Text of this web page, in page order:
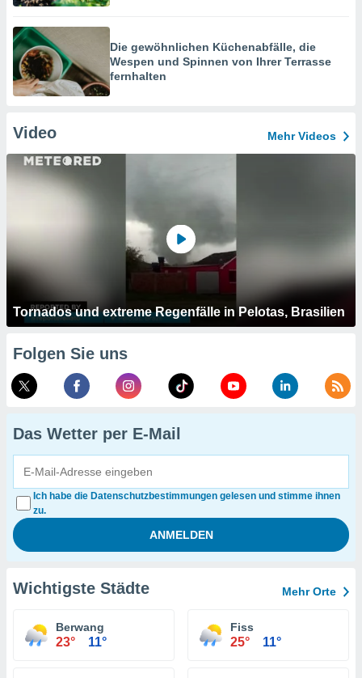
Die gewöhnlichen Küchenabfälle, die
Wespen und Spinnen von Ihrer Terrasse
fernhalten
Video Mehr Videos
Tornados und extreme Regenfälle in Pelotas, Brasilien
Folgen Sie uns
Das Wetter per E-Mail
Ich habe die Datenschutzbestimmungen gelesen und stimme ihnen
zu.
Wichtigste Städte Mehr Orte
Berwang
23° 11°
Fiss
25° 11°